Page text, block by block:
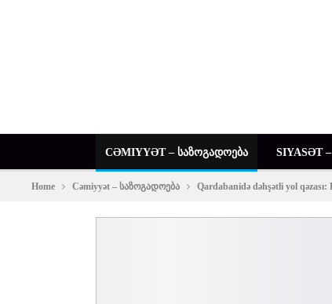
CƏMIYYƏT – ᲡᲐᲖᲝᲒᲐᲓᲝᲔᲑᲐ SIYASƏT
Home Cəmiyyət – საზოგადოება Qardabanidə dəhşətli yol